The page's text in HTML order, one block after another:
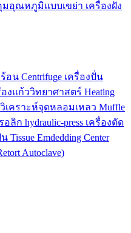
มอุณหภูมิแบบเขย่า เครื่องฝัง
อน Centrifuge เครื่องปั่น
องแก้ววิทยาศาสตร์ Heating
เคราะห์จุดหลอมเหลว Muffle
อลิก hydraulic-press เครื่องตัด
น Tissue Emdedding Center
Autoclave)